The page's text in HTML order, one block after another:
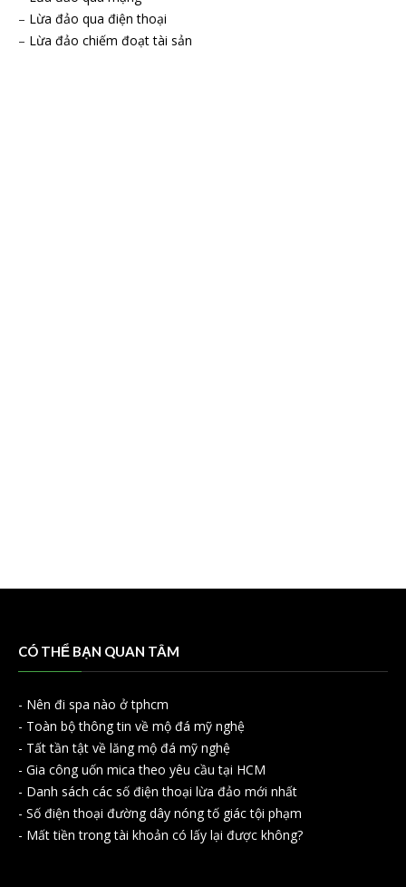
– Lừa đảo qua điện thoại
– Lừa đảo chiếm đoạt tài sản
CÓ THỂ BẠN QUAN TÂM
- Nên đi spa nào ở tphcm
- Toàn bộ thông tin về mộ đá mỹ nghệ
- Tất tần tật về lăng mộ đá mỹ nghệ
- Gia công uốn mica theo yêu cầu tại HCM
- Danh sách các số điện thoại lừa đảo mới nhất
- Số điện thoại đường dây nóng tố giác tội phạm
- Mất tiền trong tài khoản có lấy lại được không?